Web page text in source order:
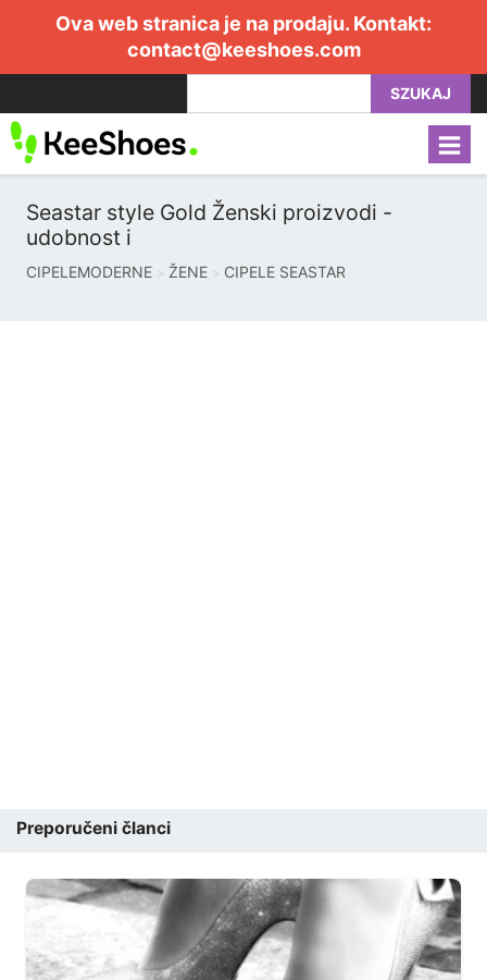
Ova web stranica je na prodaju. Kontakt:
contact@keeshoes.com
SZUKAJ
Seastar style Gold Ženski proizvodi -
udobnost i
CIPELEMODERNE ŽENE CIPELE SEASTAR
Preporučeni članci